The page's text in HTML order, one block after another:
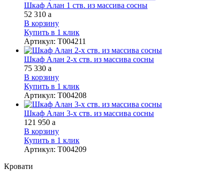
Шкаф Алан 1 ств. из массива сосны
52 310 a
В корзину
Купить в 1 клик
Артикул: Т004211
Шкаф Алан 2-х ств. из массива сосны
75 330 a
В корзину
Купить в 1 клик
Артикул: Т004208
Шкаф Алан 3-х ств. из массива сосны
121 950 a
В корзину
Купить в 1 клик
Артикул: Т004209
Кровати